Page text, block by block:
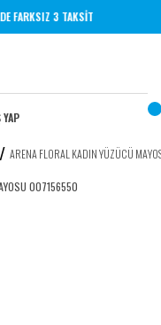
VADE FARKSIZ 3 TAKSİT
ARENA FLORAL KADIN YÜZÜCÜ